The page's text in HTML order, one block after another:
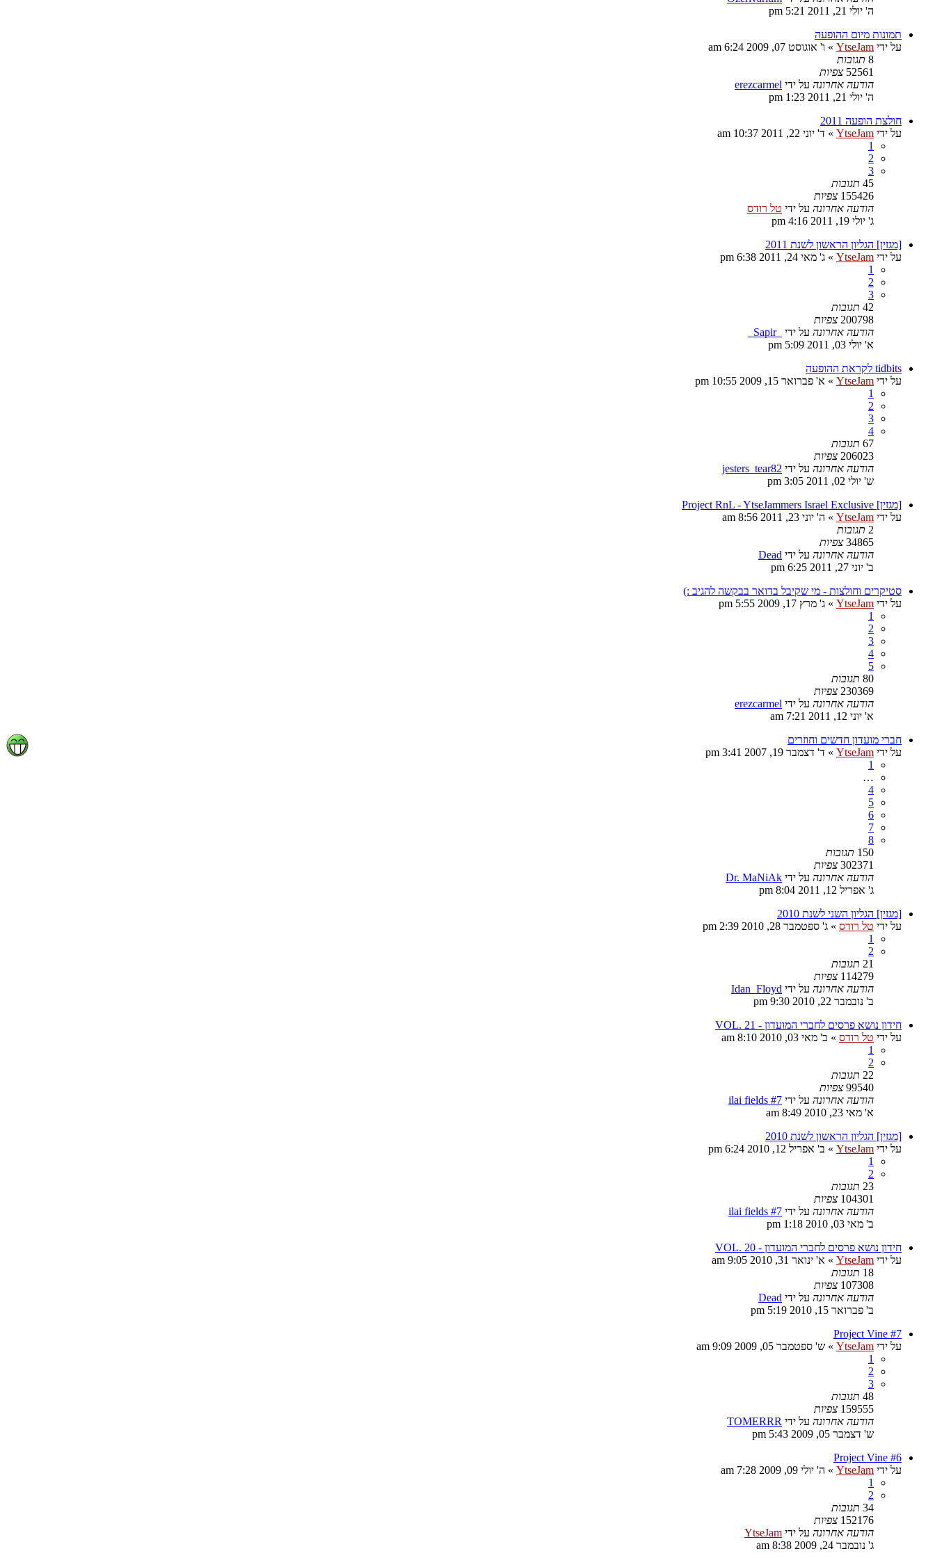
ה' יולי 21, 2011 5:21 pm
תמונות מיום ההופעה
על ידי YtseJam
» ו' אוגוסט 07, 2009 6:24 am
8 תגובות
52561 צפיות
הודעה אחרונה על ידי erezcarmel
ה' יולי 21, 2011 1:23 pm
חולצת הופעה 2011
על ידי YtseJam
» ד' יוני 22, 2011 10:37 am
1
2
3
45 תגובות
155426 צפיות
הודעה אחרונה על ידי טל רודס
ג' יולי 19, 2011 4:16 pm
[מגזין] הגליון הראשון לשנת 2011
על ידי YtseJam
» ג' מאי 24, 2011 6:38 pm
1
2
3
42 תגובות
200798 צפיות
הודעה אחרונה על ידי
_Sapir_
א' יולי 03, 2011 5:09 pm
tidbits לקראת ההופעה
על ידי YtseJam
» א' פברואר 15, 2009 10:55 pm
1
2
3
4
67 תגובות
206023 צפיות
הודעה אחרונה על ידי jesters_tear82
ש' יולי 02, 2011 3:05 pm
[מגזין] Project RnL - YtseJammers Israel Exclusive
על ידי YtseJam
» ה' יוני 23, 2011 8:56 am
2 תגובות
34865 צפיות
הודעה אחרונה על ידי Dead
ב' יוני 27, 2011 6:25 pm
סטיקרים וחולצות - מי שקיבל בדואר בבקשה להגיב :)
על ידי YtseJam
» ג' מרץ 17, 2009 5:55 pm
1
2
3
4
5
80 תגובות
230369 צפיות
הודעה אחרונה על ידי erezcarmel
א' יוני 12, 2011 7:21 am
חברי מועדון חדשים וחוזרים
על ידי YtseJam
» ד' דצמבר 19, 2007 3:41 pm
1
…
4
5
6
7
8
150 תגובות
302371 צפיות
הודעה אחרונה על ידי Dr. MaNiAk
ג' אפריל 12, 2011 8:04 pm
[מגזין] הגליון השני לשנת 2010
על ידי טל רודס » ג' ספטמבר 28, 2010 2:39 pm
1
2
21 תגובות
114279 צפיות
הודעה אחרונה על ידי Idan_Floyd
ב' נובמבר 22, 2010 9:30 pm
חידון נושא פרסים לחברי המועדון - VOL. 21
על ידי טל רודס » ב' מאי 03, 2010 8:10 am
1
2
22 תגובות
99540 צפיות
הודעה אחרונה על ידי ilai fields #7
א' מאי 23, 2010 8:49 am
[מגזין] הגליון הראשון לשנת 2010
על ידי YtseJam
» ב' אפריל 12, 2010 6:24 pm
1
2
23 תגובות
104301 צפיות
הודעה אחרונה על ידי ilai fields #7
ב' מאי 03, 2010 1:18 pm
חידון נושא פרסים לחברי המועדון - VOL. 20
על ידי YtseJam
» א' ינואר 31, 2010 9:05 am
18 תגובות
107308 צפיות
הודעה אחרונה על ידי Dead
ב' פברואר 15, 2010 5:19 pm
Project Vine #7
על ידי YtseJam
» ש' ספטמבר 05, 2009 9:09 am
1
2
3
48 תגובות
159555 צפיות
הודעה אחרונה על ידי TOMERRR
ש' דצמבר 05, 2009 5:43 pm
Project Vine #6
על ידי YtseJam
» ה' יולי 09, 2009 7:28 am
1
2
34 תגובות
152176 צפיות
הודעה אחרונה על ידי YtseJam
ג' נובמבר 24, 2009 8:38 am